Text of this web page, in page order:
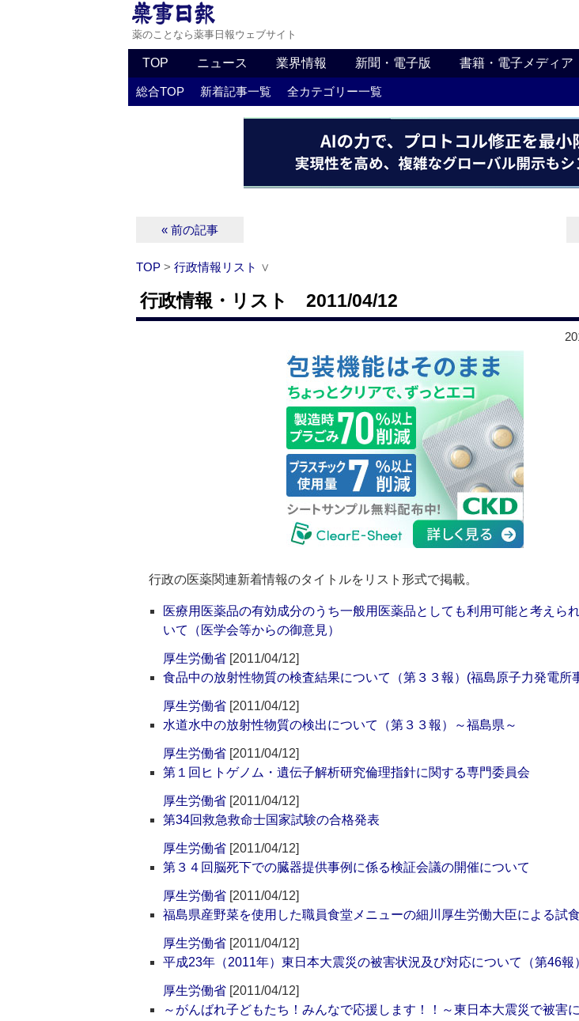
薬のことなら薬事日報ウェブサイト
TOP ニュース 業界情報 新聞・電子版 書籍・電子メディア
総合TOP 新着記事一覧 全カテゴリー一覧
« 前の記事
TOP > 行政情報リスト ∨
行政情報・リスト 2011/04/12
行政の医薬関連新着情報のタイトルをリスト形式で掲載。
医療用医薬品の有効成分のうち一般用医薬品としても利用可能と考えら
いて（医学会等からの御意見）
厚生労働省 [2011/04/12]
食品中の放射性物質の検査結果について（第３３報）(福島原子力発電所
厚生労働省 [2011/04/12]
水道水中の放射性物質の検出について（第３３報）～福島県～
厚生労働省 [2011/04/12]
第１回ヒトゲノム・遺伝子解析研究倫理指針に関する専門委員会
厚生労働省 [2011/04/12]
第34回救急救命士国家試験の合格発表
厚生労働省 [2011/04/12]
第３４回脳死下での臓器提供事例に係る検証会議の開催について
厚生労働省 [2011/04/12]
福島県産野菜を使用した職員食堂メニューの細川厚生労働大臣による試
厚生労働省 [2011/04/12]
平成23年（2011年）東日本大震災の被害状況及び対応について（第46報
厚生労働省 [2011/04/12]
～がんばれ子どもたち！みんなで応援します！！～東日本大震災で被害